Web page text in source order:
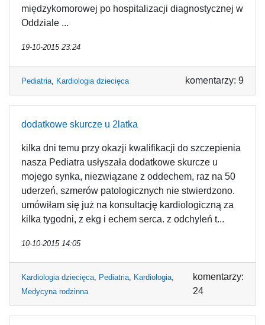
międzykomorowej po hospitalizacji diagnostycznej w
Oddziale ...
19-10-2015 23:24
Pediatria, Kardiologia dziecięca komentarzy: 9
dodatkowe skurcze u 2latka
kilka dni temu przy okazji kwalifikacji do szczepienia
nasza Pediatra usłyszała dodatkowe skurcze u
mojego synka, niezwiązane z oddechem, raz na 50
uderzeń, szmerów patologicznych nie stwierdzono.
umówiłam się już na konsultację kardiologiczną za
kilka tygodni, z ekg i echem serca. z odchyleń t...
10-10-2015 14:05
Kardiologia dziecięca, Pediatria, Kardiologia,
Medycyna rodzinna
komentarzy:
24